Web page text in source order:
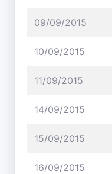
09/09/2015
10/09/2015
11/09/2015
14/09/2015
15/09/2015
16/09/2015